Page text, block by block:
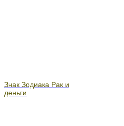
Знак Зодиака Рак и
деньги